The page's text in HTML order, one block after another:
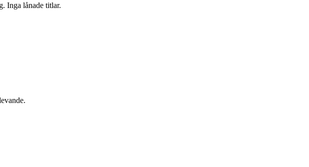
Inga lånade titlar.